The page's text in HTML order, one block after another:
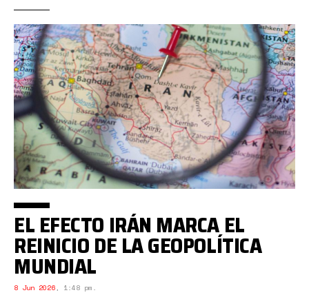
EL EFECTO IRÁN MARCA EL
REINICIO DE LA GEOPOLÍTICA
MUNDIAL
8 Jun 2026, 1:48 pm.